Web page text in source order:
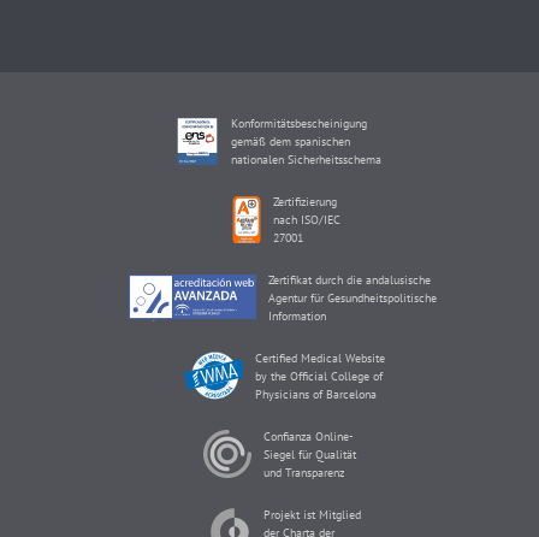
Konformitätsbescheinigung
gemäß dem spanischen
nationalen Sicherheitsschema
Zertifizierung
nach ISO/IEC
27001
Zertifikat durch die andalusische
Agentur für Gesundheitspolitische
Information
Certified Medical Website
by the Official College of
Physicians of Barcelona
Confianza Online-
Siegel für Qualität
und Transparenz
Projekt ist Mitglied
der Charta der